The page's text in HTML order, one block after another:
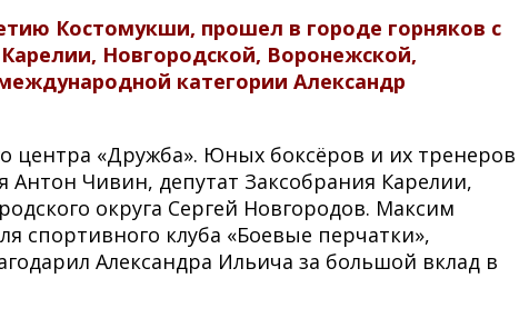
Костомукши, прошел в городе горняков с
Новгородской, Воронежской,
категории Александр
центра «Дружба». Юных боксёров и их тренеров
Чивин, депутат Заксобрания Карелии,
округа Сергей Новгородов. Максим
спортивного клуба «Боевые перчатки»,
Александра Ильича за большой вклад в